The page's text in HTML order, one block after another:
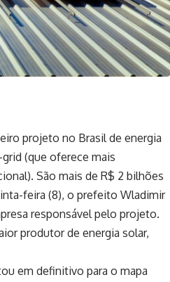
projeto no Brasil de energia
(que oferece mais
São mais de R$ 2 bilhões
feira (8), o prefeito Wladimir
responsável pelo projeto.
produtor de energia solar,
em definitivo para o mapa